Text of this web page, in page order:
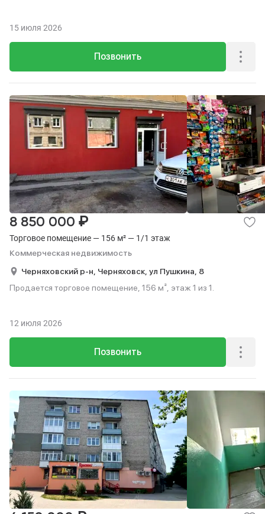
Позвонить
15 июля 2026
Торговое помещение — 156 м² — 1/1 этаж
Коммерческая недвижимость
8 850 000 ₽
Черняховский р-н, Черняховск, ул Пушкина, 8
Продается торговое помещение, 156 м², этаж 1 из 1.
Позвонить
12 июля 2026